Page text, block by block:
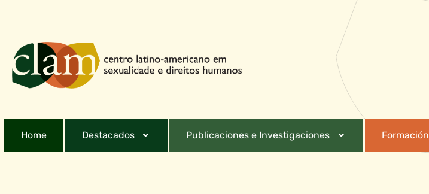
Home Destacados Publicaciones e Investigaciones Formación